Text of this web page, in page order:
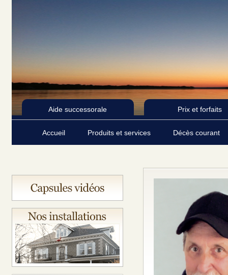
Aide successorale Prix et forfaits
Accueil Produits et services Décès courant